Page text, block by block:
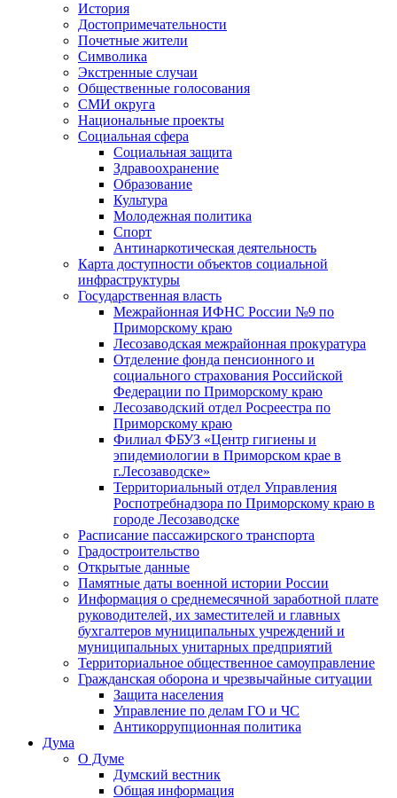
История
Достопримечательности
Почетные жители
Символика
Экстренные случаи
Общественные голосования
СМИ округа
Национальные проекты
Социальная сфера
Социальная защита
Здравоохранение
Образование
Культура
Молодежная политика
Спорт
Антинаркотическая деятельность
Карта доступности объектов социальной
инфраструктуры
Государственная власть
Межрайонная ИФНС России №9 по
Приморскому краю
Лесозаводская межрайонная прокуратура
Отделение фонда пенсионного и
социального страхования Российской
Федерации по Приморскому краю
Лесозаводский отдел Росреестра по
Приморскому краю
Филиал ФБУЗ «Центр гигиены и
эпидемиологии в Приморском крае в
г.Лесозаводске»
Территориальный отдел Управления
Роспотребнадзора по Приморскому краю в
городе Лесозаводске
Расписание пассажирского транспорта
Градостроительство
Открытые данные
Памятные даты военной истории России
Информация о среднемесячной заработной плате
руководителей, их заместителей и главных
бухгалтеров муниципальных учреждений и
муниципальных унитарных предприятий
Территориальное общественное самоуправление
Гражданская оборона и чрезвычайные ситуации
Защита населения
Управление по делам ГО и ЧС
Антикоррупционная политика
Дума
О Думе
Думский вестник
Общая информация